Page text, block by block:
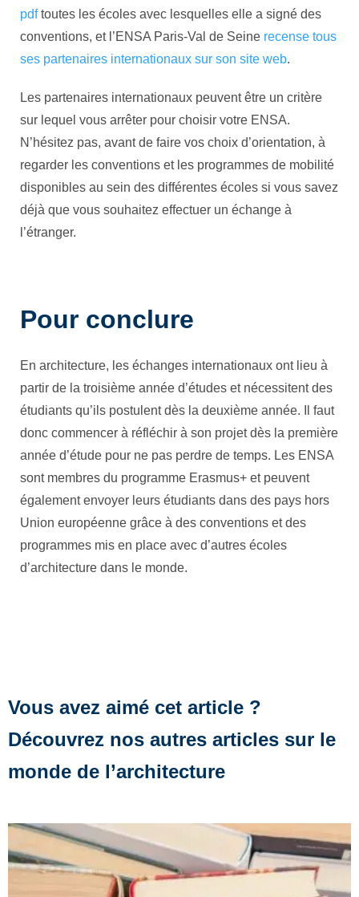
pdftoutes les écoles avec lesquelles elle a signé des
conventions, et l’ENSA Paris-Val de Seine recense tous
ses partenaires internationaux sur son site web.
Les partenaires internationaux peuvent être un critère
sur lequel vous arrêter pour choisir votre ENSA.
N’hésitez pas, avant de faire vos choix d’orientation, à
regarder les conventions et les programmes de mobilité
disponibles au sein des différentes écoles si vous savez
déjà que vous souhaitez effectuer un échange à
l’étranger.
Pour conclure
En architecture, les échanges internationaux ont lieu à
partir de la troisième année d’études et nécessitent des
étudiants qu’ils postulent dès la deuxième année. Il faut
donc commencer à réfléchir à son projet dès la première
année d’étude pour ne pas perdre de temps. Les ENSA
sont membres du programme Erasmus+ et peuvent
également envoyer leurs étudiants dans des pays hors
Union européenne grâce à des conventions et des
programmes mis en place avec d’autres écoles
d’architecture dans le monde.
Vous avez aimé cet article ?
Découvrez nos autres articles sur le
monde de l’architecture